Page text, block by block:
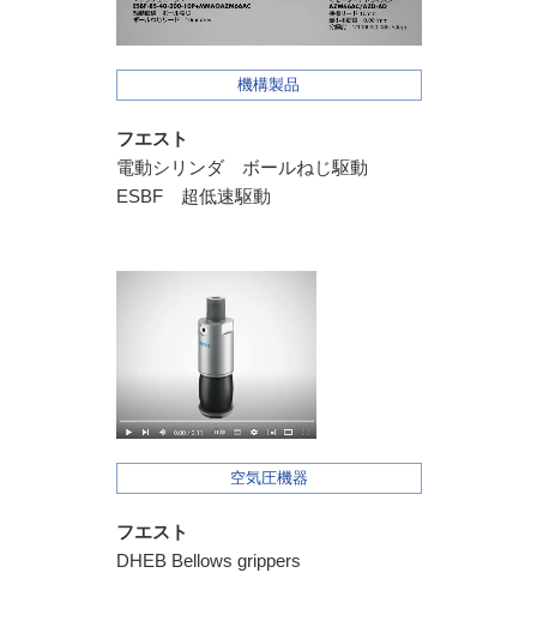
機構製品
フエスト
電動シリンダ ボールねじ駆動
ESBF 超低速駆動
空気圧機器
フエスト
DHEB Bellows grippers